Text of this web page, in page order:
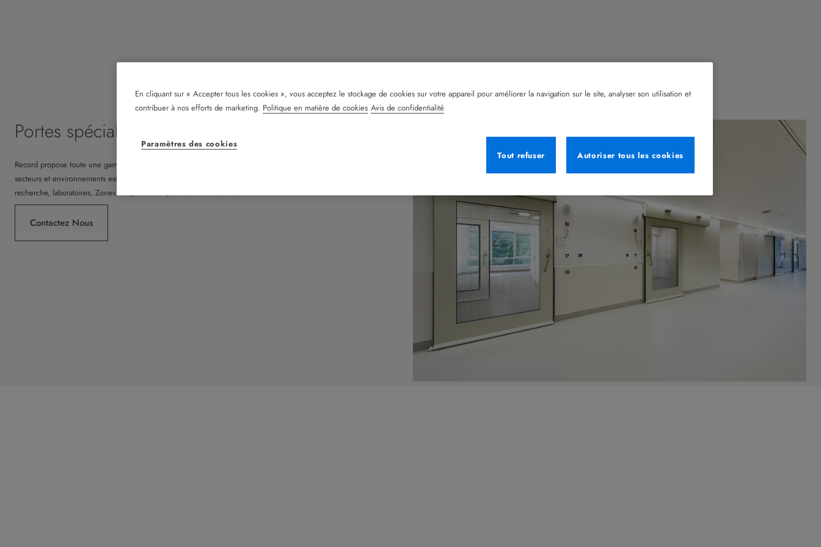
Portes spéciales
Record propose toute une gamme de portes automatiques répondant à des besoins spécifiques. Pour tous les
secteurs et environnements exigeant une conception spécifique : Coupe feu, Blocs opératoires, Locaux de
recherche, laboratoires, Zones de quarantaine, Salles blanches etc.
Contactez Nous
En cliquant sur « Accepter tous les cookies », vous acceptez le stockage de cookies sur votre appareil pour améliorer la navigation sur le site, analyser son utilisation et
contribuer à nos efforts de marketing. Politique en matière de cookies Avis de confidentialité
Paramètres des cookies
Tout refuser
Autoriser tous les cookies